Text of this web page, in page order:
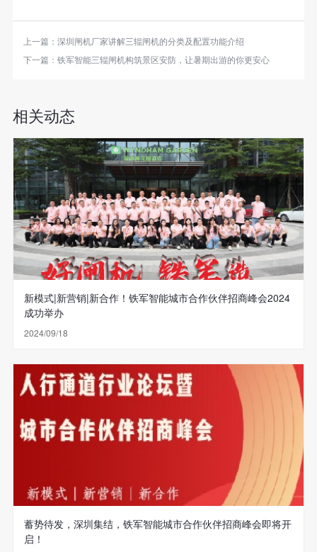
上一篇： 深圳闸机厂家讲解三辊闸机的分类及配置功能介绍
下一篇： 铁军智能三辊闸机构筑景区安防，让暑期出游的你更安心
相关动态
新模式|新营销|新合作！铁军智能城市合作伙伴招商峰会2024
成功举办
2024/09/18
蓄势待发，深圳集结，铁军智能城市合作伙伴招商峰会即将开
启！